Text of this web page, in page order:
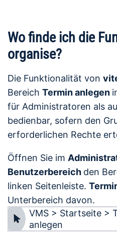
Wo finde ich die
organise?
Die Funktionalität von
Bereich Termin anlegen
für Administratoren als
bedienbar, sofern den
erforderlichen Rechte
Öffnen Sie im
Benutzerbereich den
linken Seitenleiste.
Unterbereich davon.
VMS > Startseite >
anlegen